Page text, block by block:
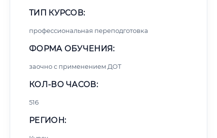
ТИП КУРСОВ:
профессиональная переподготовка
ФОРМА ОБУЧЕНИЯ:
заочно с применением ДОТ
КОЛ-ВО ЧАСОВ:
516
РЕГИОН: